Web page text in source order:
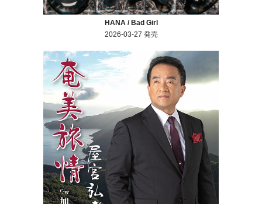
HANA / Bad Girl
2026-03-27 発売